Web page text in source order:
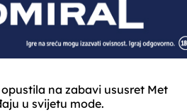
na zabavi ususret Met
u svijetu mode.